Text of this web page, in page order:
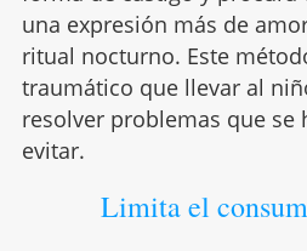
una expresión más de
ritual nocturno. Este
traumático que llevar al
resolver problemas que se
evitar.
Limita el